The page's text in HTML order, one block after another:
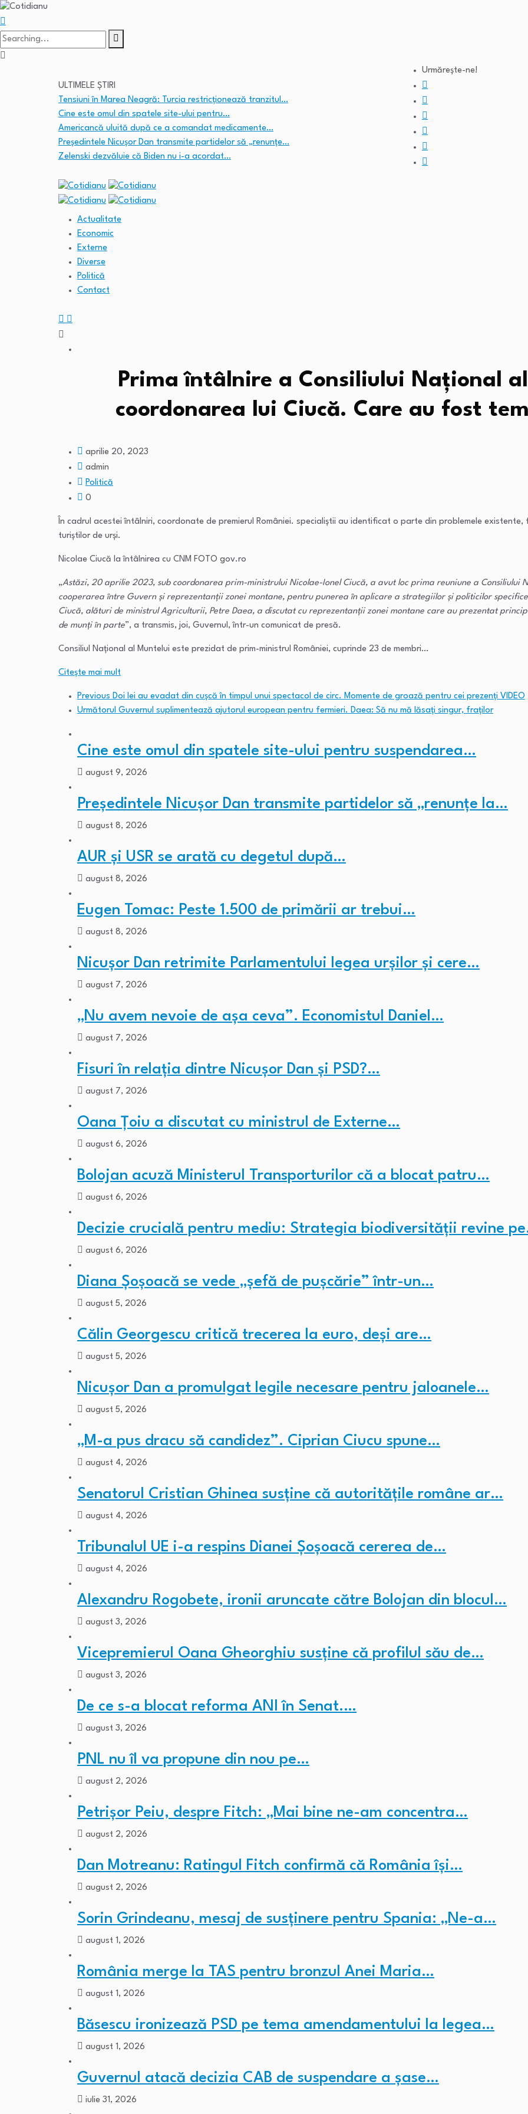
Search
for:
ULTIMELE ȘTIRI
Tensiuni în Marea Neagră: Turcia restricționează tranzitul…
Cine este omul din spatele site-ului pentru…
Americancă uluită după ce a comandat medicamente…
Președintele Nicușor Dan transmite partidelor să „renunțe…
Zelenski dezvăluie că Biden nu i-a acordat…
Urmărește-ne!
Actualitate
Economic
Externe
Diverse
Politică
Contact
Prima întâlnire a Consiliului Naţional
coordonarea lui Ciucă. Care au fost
aprilie 20, 2023
admin
Politică
0
În cadrul acestei întâlniri, coordonate de premierul României. specialiştii au identificat o parte din problemele
turiştilor de urşi.
Nicolae Ciucă la întâlnirea cu CNM FOTO gov.ro
„Astăzi, 20 aprilie 2023, sub coordonarea prim-ministrului Nicolae-Ionel Ciucă, a avut loc prima reuniune a Consiliului
cooperarea între Guvern şi reprezentanţii zonei montane, pentru punerea în aplicare a strategiilor şi politicilor
Ciucă, alături de ministrul Agriculturii, Petre Daea, a discutat cu reprezentanţii zonei montane care au prezentat
de munţi în parte”, a transmis, joi, Guvernul, într-un comunicat de presă.
Consiliul Naţional al Muntelui este prezidat de prim-ministrul României, cuprinde 23 de membri…
Citeşte mai mult
Previous Doi lei au evadat din cușcă în timpul unui spectacol de circ. Momente de groază pentru cei prezenți VIDEO
Următorul Guvernul suplimentează ajutorul european pentru fermieri. Daea: Să nu mă lăsați singur, fraților
Cine este omul din spatele site-ului pentru suspendarea…
august 9, 2026
Președintele Nicușor Dan transmite partidelor să „renunțe la…
august 8, 2026
AUR și USR se arată cu degetul după…
august 8, 2026
Eugen Tomac: Peste 1.500 de primării ar trebui…
august 8, 2026
Nicușor Dan retrimite Parlamentului legea urșilor și cere…
august 7, 2026
„Nu avem nevoie de așa ceva”. Economistul Daniel…
august 7, 2026
Fisuri în relația dintre Nicușor Dan și PSD?…
august 7, 2026
Oana Țoiu a discutat cu ministrul de Externe…
august 6, 2026
Bolojan acuză Ministerul Transporturilor că a blocat patru…
august 6, 2026
Decizie crucială pentru mediu: Strategia biodiversității revine
august 6, 2026
Diana Șoșoacă se vede „șefă de pușcărie” într-un…
august 5, 2026
Călin Georgescu critică trecerea la euro, deși are…
august 5, 2026
Nicușor Dan a promulgat legile necesare pentru jaloanele…
august 5, 2026
„M-a pus dracu să candidez”. Ciprian Ciucu spune…
august 4, 2026
Senatorul Cristian Ghinea susține că autoritățile române ar…
august 4, 2026
Tribunalul UE i-a respins Dianei Șoșoacă cererea de…
august 4, 2026
Alexandru Rogobete, ironii aruncate către Bolojan din blocul…
august 3, 2026
Vicepremierul Oana Gheorghiu susține că profilul său de…
august 3, 2026
De ce s-a blocat reforma ANI în Senat.…
august 3, 2026
PNL nu îl va propune din nou pe…
august 2, 2026
Petrișor Peiu, despre Fitch: „Mai bine ne-am concentra…
august 2, 2026
Dan Motreanu: Ratingul Fitch confirmă că România își…
august 2, 2026
Sorin Grindeanu, mesaj de susținere pentru Spania: „Ne-a…
august 1, 2026
România merge la TAS pentru bronzul Anei Maria…
august 1, 2026
Băsescu ironizează PSD pe tema amendamentului la legea…
august 1, 2026
Guvernul atacă decizia CAB de suspendare a șase…
iulie 31, 2026